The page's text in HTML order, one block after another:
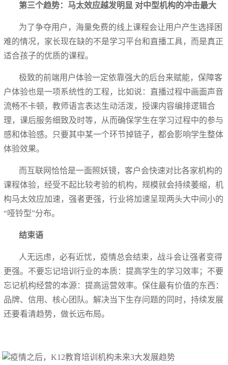
第三个趋势：马太效应越发明显 对中型机构的冲击最大
为了争夺用户，海量免费的线上课程会让用户产生选择困
难的情况，家长现在缺的不是学习平台和直播工具，而是真正
适合孩子的优质的课程。
极致的前端用户体验一定依靠强大的后台来赋能，保障客
户体验也是一项系统性的工程，比如说：直播过程中画面声音
流畅不卡顿，教师语言表达生动活泼，授课内容编排逻辑合
理，课后服务细致及时等，从而确保学生在学习过程中的参与
感和体验感。只要其中某一个环节掉链子，都会影响学生整体
体验效果。
而互联网恰恰是一面照妖镜，客户会快速对比各家机构的
课程体验，经受不起比较考验的机构，规模就会持续萎缩，机
构马太效应加速，强者更强，行业将加速呈现两头大中间小的
“哑铃型”分布。
结束语
人无远虑，必有近忧，疫情总会结束，战斗会让强者变得
更强。不要忘记培训行业的本质：提高学生的学习效率；不要
忘记机构经营的本源：提高运营效率。保住最有价值的东西：
品牌、信用、核心团队。解决当下生存问题的同时，持续发展
还要看清趋势，做长远布局。